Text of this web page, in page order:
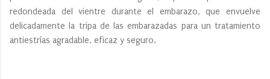
redondeada del vientre durante el embarazo, que envuelve
delicadamente la tripa de las embarazadas para un tratamiento
antiestrías agradable, eficaz y seguro.